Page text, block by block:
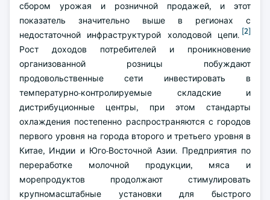
сбором урожая и розничной продажей, и этот
показатель значительно выше в регионах с
недостаточной инфраструктурой холодовой цепи. [2]
Рост доходов потребителей и проникновение
организованной розницы побуждают
продовольственные сети инвестировать в
температурно-контролируемые складские и
дистрибуционные центры, при этом стандарты
охлаждения постепенно распространяются с городов
первого уровня на города второго и третьего уровня в
Китае, Индии и Юго-Восточной Азии. Предприятия по
переработке молочной продукции, мяса и
морепродуктов продолжают стимулировать
крупномасштабные установки для быстрого